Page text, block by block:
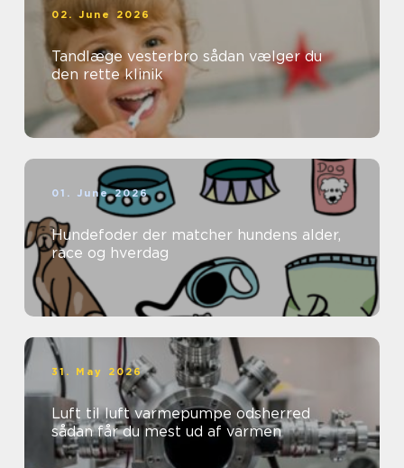
02. June 2026
Tandlæge vesterbro sådan vælger du
den rette klinik
01. June 2026
Hundefoder der matcher hundens alder,
race og hverdag
31. May 2026
Luft til luft varmepumpe odsherred
sådan får du mest ud af varmen